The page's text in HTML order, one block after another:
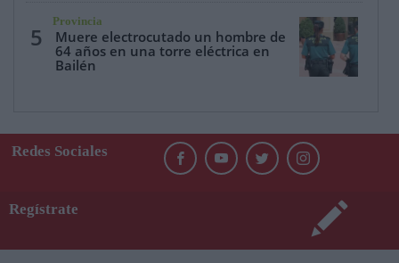
5
Provincia
Muere electrocutado un hombre de
64 años en una torre eléctrica en
Bailén
Redes Sociales
Regístrate